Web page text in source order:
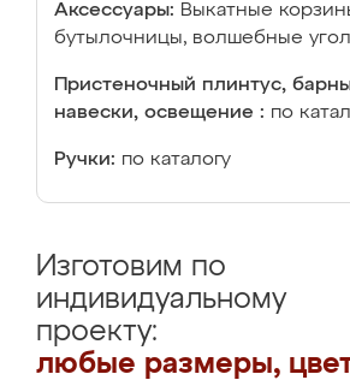
Аксессуары: Выкатные
бутылочницы, волшебные
Пристеночный плинтус,
навески, освещение : по
Ручки: по каталогу
Изготовим по
индивидуальному
проекту:
любые размеры,